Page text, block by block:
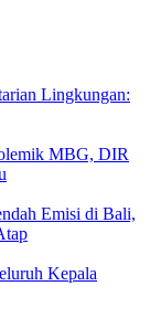
Lingkungan:
MBG, DIR
Emisi di Bali,
Kepala